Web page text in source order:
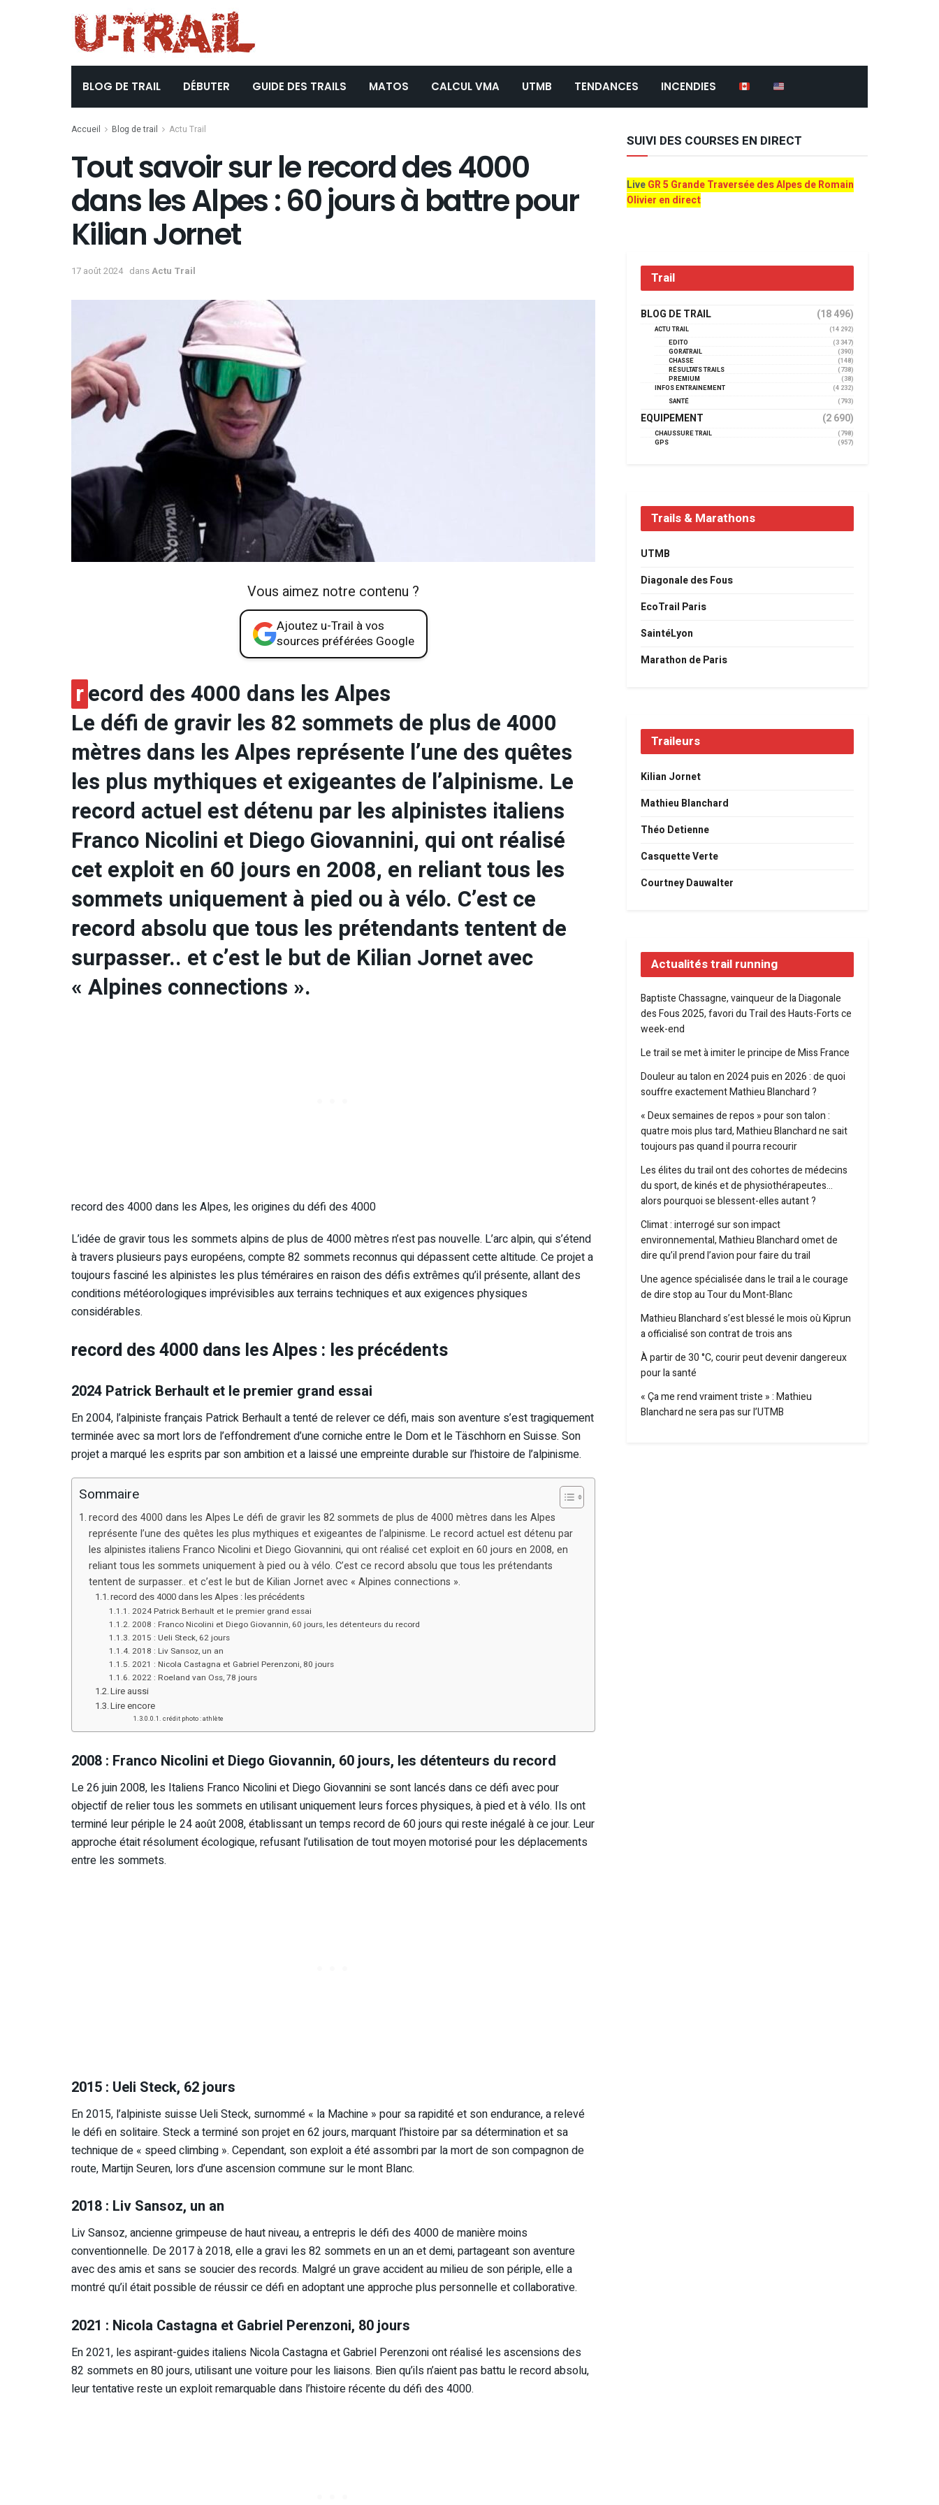
BLOG DE TRAIL DÉBUTER GUIDE DES TRAILS MATOS CALCUL VMA UTMB TENDANCES INCENDIES
Accueil Blog de trail Actu Trail
Tout savoir sur le record des 4000
dans les Alpes : 60 jours à battre pour
Kilian Jornet
17 août 2024 dansActu Trail
Vous aimez notre contenu ?
Ajoutez u-Trail à vos
sources préférées Google
record des 4000 dans les Alpes
Le défi de gravir les 82 sommets de plus de 4000
mètres dans les Alpes représente l’une des quêtes
les plus mythiques et exigeantes de l’alpinisme. Le
record actuel est détenu par les alpinistes italiens
Franco Nicolini et Diego Giovannini, qui ont réalisé
cet exploit en 60 jours en 2008, en reliant tous les
sommets uniquement à pied ou à vélo. C’est ce
record absolu que tous les prétendants tentent de
surpasser.. et c’est le but de Kilian Jornet avec
« Alpines connections ».
record des 4000 dans les Alpes, les origines du défi des 4000
L’idée de gravir tous les sommets alpins de plus de 4000 mètres n’est pas nouvelle. L’arc alpin, qui s’étend
à travers plusieurs pays européens, compte 82 sommets reconnus qui dépassent cette altitude. Ce projet a
toujours fasciné les alpinistes les plus téméraires en raison des défis extrêmes qu’il présente, allant des
conditions météorologiques imprévisibles aux terrains techniques et aux exigences physiques
considérables.
record des 4000 dans les Alpes : les précédents
2024 Patrick Berhault et le premier grand essai
En 2004, l’alpiniste français Patrick Berhault a tenté de relever ce défi, mais son aventure s’est tragiquement
terminée avec sa mort lors de l’effondrement d’une corniche entre le Dom et le Täschhorn en Suisse. Son
projet a marqué les esprits par son ambition et a laissé une empreinte durable sur l’histoire de l’alpinisme.
Sommaire
record des 4000 dans les Alpes Le défi de gravir les 82 sommets de plus de 4000 mètres dans les Alpes
représente l’une des quêtes les plus mythiques et exigeantes de l’alpinisme. Le record actuel est détenu par
les alpinistes italiens Franco Nicolini et Diego Giovannini, qui ont réalisé cet exploit en 60 jours en 2008, en
reliant tous les sommets uniquement à pied ou à vélo. C’est ce record absolu que tous les prétendants
tentent de surpasser.. et c’est le but de Kilian Jornet avec « Alpines connections ».
record des 4000 dans les Alpes : les précédents
2024 Patrick Berhault et le premier grand essai
2008 : Franco Nicolini et Diego Giovannin, 60 jours, les détenteurs du record
2015 : Ueli Steck, 62 jours
2018 : Liv Sansoz, un an
2021 : Nicola Castagna et Gabriel Perenzoni, 80 jours
2022 : Roeland van Oss, 78 jours
Lire aussi
Lire encore
crédit photo : athlète
2008 : Franco Nicolini et Diego Giovannin, 60 jours, les détenteurs du record
Le 26 juin 2008, les Italiens Franco Nicolini et Diego Giovannini se sont lancés dans ce défi avec pour
objectif de relier tous les sommets en utilisant uniquement leurs forces physiques, à pied et à vélo. Ils ont
terminé leur périple le 24 août 2008, établissant un temps record de 60 jours qui reste inégalé à ce jour. Leur
approche était résolument écologique, refusant l’utilisation de tout moyen motorisé pour les déplacements
entre les sommets.
2015 : Ueli Steck, 62 jours
En 2015, l’alpiniste suisse Ueli Steck, surnommé « la Machine » pour sa rapidité et son endurance, a relevé
le défi en solitaire. Steck a terminé son projet en 62 jours, marquant l’histoire par sa détermination et sa
technique de « speed climbing ». Cependant, son exploit a été assombri par la mort de son compagnon de
route, Martijn Seuren, lors d’une ascension commune sur le mont Blanc.
2018 : Liv Sansoz, un an
Liv Sansoz, ancienne grimpeuse de haut niveau, a entrepris le défi des 4000 de manière moins
conventionnelle. De 2017 à 2018, elle a gravi les 82 sommets en un an et demi, partageant son aventure
avec des amis et sans se soucier des records. Malgré un grave accident au milieu de son périple, elle a
montré qu’il était possible de réussir ce défi en adoptant une approche plus personnelle et collaborative.
2021 : Nicola Castagna et Gabriel Perenzoni, 80 jours
En 2021, les aspirant-guides italiens Nicola Castagna et Gabriel Perenzoni ont réalisé les ascensions des
82 sommets en 80 jours, utilisant une voiture pour les liaisons. Bien qu’ils n’aient pas battu le record absolu,
leur tentative reste un exploit remarquable dans l’histoire récente du défi des 4000.
SUIVI DES COURSES EN DIRECT
LiveGR 5 Grande Traversée des Alpes de Romain
Olivier en direct
Trail
BLOG DE TRAIL (18 496)
ACTU TRAIL
(14 292)
EDITO
(3 347)
GORATRAIL
(390)
CHASSE
(148)
RÉSULTATS TRAILS
(738)
PREMIUM
(38)
INFOS ENTRAINEMENT
(4 232)
SANTÉ
(793)
EQUIPEMENT (2 690)
CHAUSSURE TRAIL
(798)
GPS
(957)
Trails & Marathons
UTMB
Diagonale des Fous
EcoTrail Paris
SaintéLyon
Marathon de Paris
Traileurs
Kilian Jornet
Mathieu Blanchard
Théo Detienne
Casquette Verte
Courtney Dauwalter
Actualités trail running
Baptiste Chassagne, vainqueur de la Diagonale
des Fous 2025, favori du Trail des Hauts-Forts ce
week-end
Le trail se met à imiter le principe de Miss France
Douleur au talon en 2024 puis en 2026 : de quoi
souffre exactement Mathieu Blanchard ?
« Deux semaines de repos » pour son talon :
quatre mois plus tard, Mathieu Blanchard ne sait
toujours pas quand il pourra recourir
Les élites du trail ont des cohortes de médecins
du sport, de kinés et de physiothérapeutes…
alors pourquoi se blessent-elles autant ?
Climat : interrogé sur son impact
environnemental, Mathieu Blanchard omet de
dire qu’il prend l’avion pour faire du trail
Une agence spécialisée dans le trail a le courage
de dire stop au Tour du Mont-Blanc
Mathieu Blanchard s’est blessé le mois où Kiprun
a officialisé son contrat de trois ans
À partir de 30 °C, courir peut devenir dangereux
pour la santé
« Ça me rend vraiment triste » : Mathieu
Blanchard ne sera pas sur l’UTMB